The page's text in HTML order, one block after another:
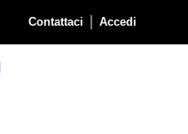
Contattaci Accedi